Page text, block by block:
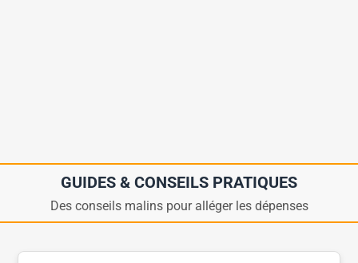
GUIDES & CONSEILS PRATIQUES
Des conseils malins pour alléger les dépenses